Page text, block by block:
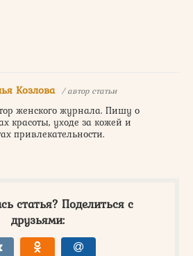
Козлова / автор статьи
женского журнала. Пишу о
красоты, уходе за кожей и
привлекательности.
статья? Поделиться с
друзьями: